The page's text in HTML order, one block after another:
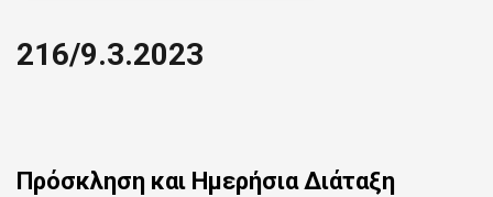
216/9.3.2023
Πρόσκληση και Ημερήσια Διάταξη